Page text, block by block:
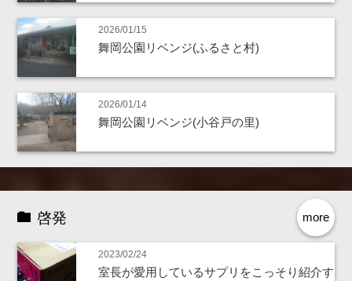
2026/01/15
舞岡公園リベンジ(ふるさと村)
2026/01/14
舞岡公園リベンジ(小谷戸の里)
more
啓発
2023/02/24
室長が愛用しているサプリをこっそり紹介す